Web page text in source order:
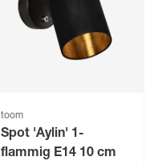
toom
Spot 'Aylin' 1-
flammig E14 10 cm